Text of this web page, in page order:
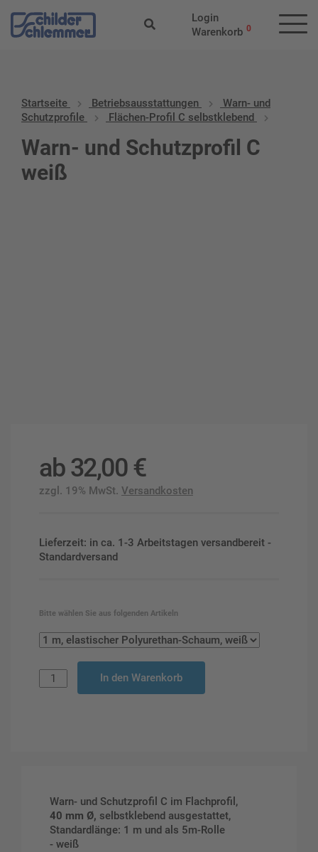
Login
Warenkorb 0
Startseite Betriebs­aus­stattungen
Warn- und
Schutzprofile
Flächen-Profil C selbstklebend
Warn- und Schutzprofil C
weiß
ab32,00 €
zzgl. 19% MwSt. Versandkosten
Lieferzeit: in ca. 1-3 Arbeitstagen versandbereit -
Standardversand
Bitte wählen Sie aus folgenden Artikeln
In den Warenkorb
Warn- und Schutzprofil C im Flachprofil,
40 mm Ø, selbstklebend ausgestattet,
Standardlänge: 1 m und als 5m-Rolle
- weiß